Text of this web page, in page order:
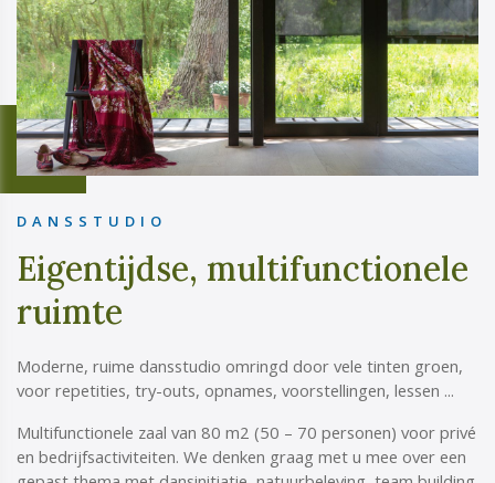
DANSSTUDIO
Eigentijdse, multifunctionele
ruimte
Moderne, ruime dansstudio omringd door vele tinten groen,
voor repetities, try-outs, opnames, voorstellingen, lessen ...
Multifunctionele zaal van 80 m2 (50 – 70 personen) voor privé
en bedrijfsactiviteiten. We denken graag met u mee over een